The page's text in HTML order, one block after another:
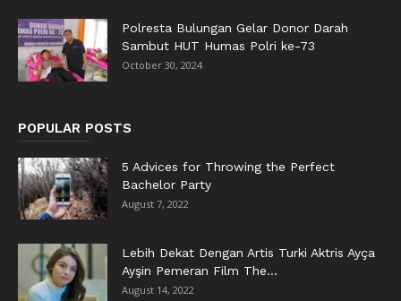
Polresta Bulungan Gelar Donor Darah
Sambut HUT Humas Polri ke-73
October 30, 2024
POPULAR POSTS
5 Advices for Throwing the Perfect
Bachelor Party
August 7, 2022
Lebih Dekat Dengan Artis Turki Aktris Ayça
Ayşin Pemeran Film The...
August 14, 2022